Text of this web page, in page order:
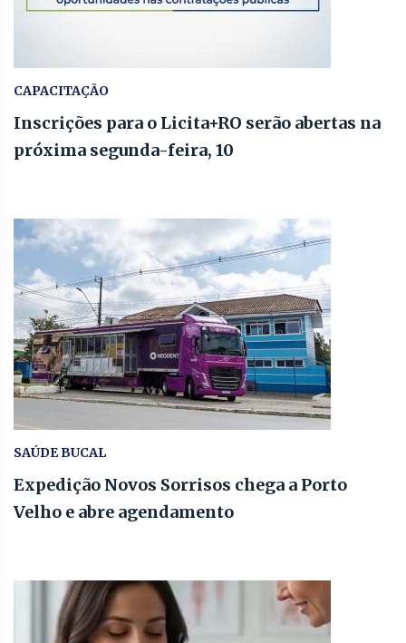
CAPACITAÇÃO
Inscrições para o Licita+RO serão abertas na
próxima segunda-feira, 10
SAÚDE BUCAL
Expedição Novos Sorrisos chega a Porto
Velho e abre agendamento